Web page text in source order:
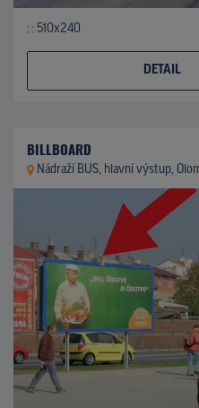
510x240
DETAIL
BILLBOARD
Nádraží BUS, hlavní výstup,